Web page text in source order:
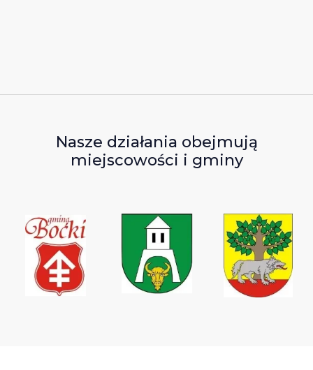
Nasze działania obejmują
miejscowości i gminy